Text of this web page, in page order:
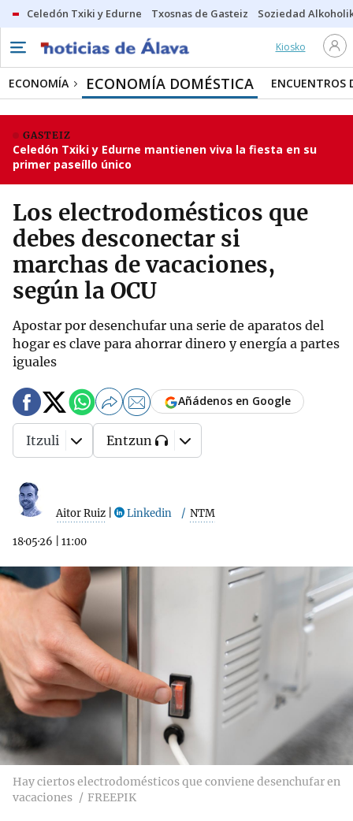
Celedón Txiki y Edurne Txosnas de Gasteiz Soziedad
Kiosko
ECONOMÍA ECONOMÍA DOMÉSTICA ENCUENTROS
GASTEIZ
Celedón Txiki y Edurne mantienen viva la fiesta en su
primer paseíllo único
Los electrodomésticos que
debes desconectar si
marchas de vacaciones,
según la OCU
Apostar por desenchufar una serie de aparatos del
hogar es clave para ahorrar dinero y energía a partes
iguales
Aitor Ruiz Linkedin NTM
18·05·26 11:00
Añádenos en Google
Itzuli Entzun
Hay ciertos electrodomésticos que conviene desenchufar en
vacaciones
FREEPIK